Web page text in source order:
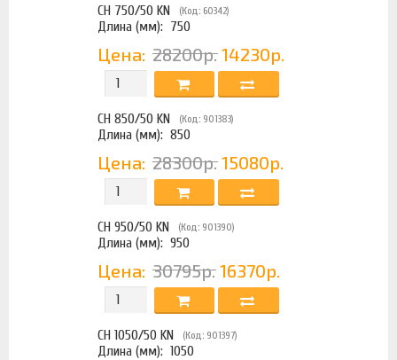
CH 750/50 KN (Код: 60342)
Длина (мм): 750
Цена: 28200р. 14230р.
CH 850/50 KN (Код: 901383)
Длина (мм): 850
Цена: 28300р. 15080р.
CH 950/50 KN (Код: 901390)
Длина (мм): 950
Цена: 30795р. 16370р.
CH 1050/50 KN (Код: 901397)
Длина (мм): 1050